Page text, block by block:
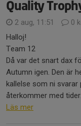
Quality
2 aug, 11:51
0
Halloj!
Team 12
Då var det snart dax
Autumn igen. Den är
kallelse som ni svarar
återkommer med
Läs mer